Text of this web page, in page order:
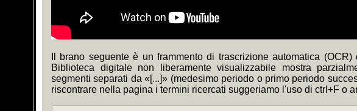
Il brano seguente è un frammento di trascrizione automatica
Biblioteca digitale non liberamente visualizzabile mostra
segmenti separati da «[...]» (medesimo periodo o primo periodo
riscontrare nella pagina i termini ricercati suggeriamo l'uso di ctrl+F o